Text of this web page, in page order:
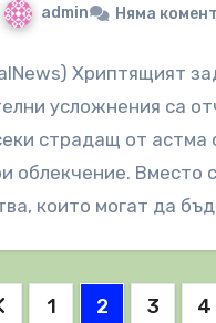
admin Няма
Хриптящият
усложнения са
страдащ от астма
облекчение. Вместо
които могат да
1 2 3 4